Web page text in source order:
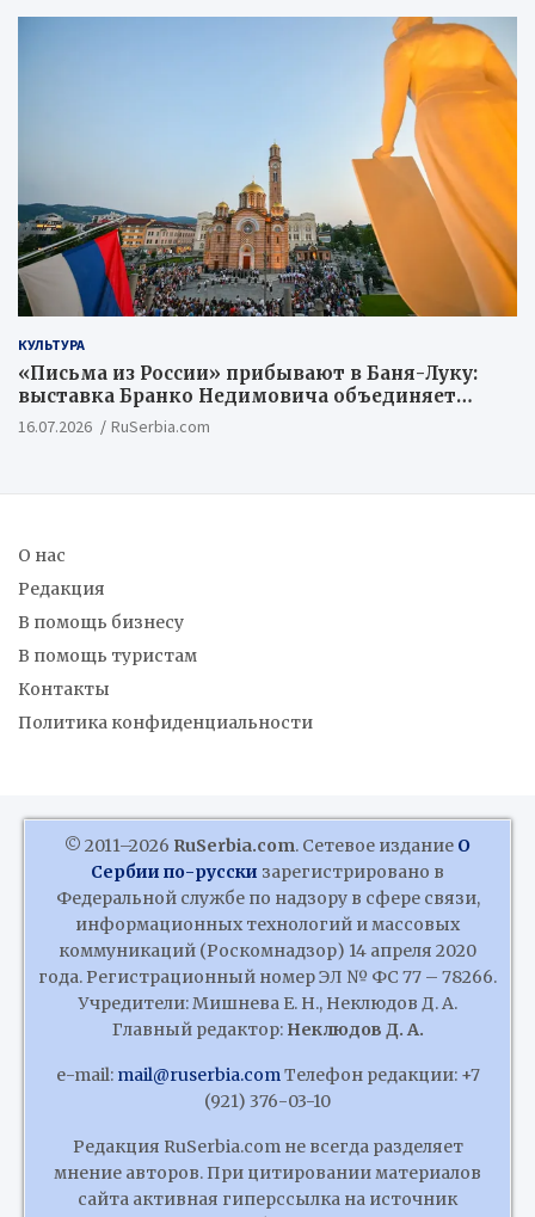
КУЛЬТУРА
«Письма из России» прибывают в Баня-Луку:
выставка Бранко Недимовича объединяет
шестерых художников из Российской
Федерации
16.07.2026 RuSerbia.com
О нас
Редакция
В помощь бизнесу
В помощь туристам
Контакты
Политика конфиденциальности
© 2011–2026 RuSerbia.com. Сетевое издание О
Сербии по-русски зарегистрировано в
Федеральной службе по надзору в сфере связи,
информационных технологий и массовых
коммуникаций (Роскомнадзор) 14 апреля 2020
года. Регистрационный номер ЭЛ № ФС 77 – 78266.
Учредители: Мишнева Е. Н., Неклюдов Д. А.
Главный редактор: Неклюдов Д. А.
e-mail: mail@ruserbia.comТелефон редакции: +7
(921) 376-03-10
Редакция RuSerbia.com не всегда разделяет
мнение авторов. При цитировании материалов
сайта активная гиперссылка на источник